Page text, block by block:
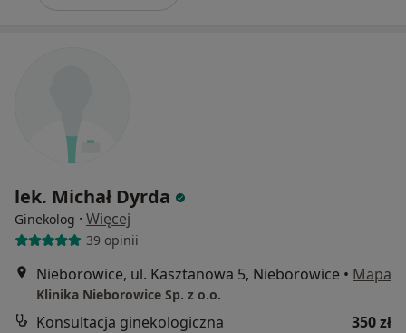
lek. Michał Dyrda
Ginekolog · Więcej
39 opinii
Nieborowice, ul. Kasztanowa 5, Nieborowice • Mapa
Klinika Nieborowice Sp. z o.o.
Konsultacja ginekologiczna
350 zł